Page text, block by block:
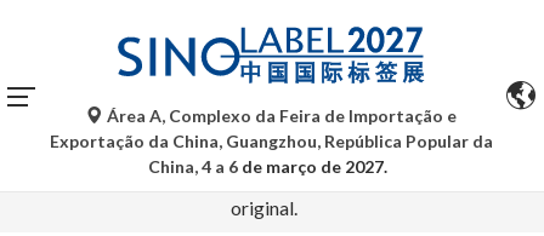
As traduções automáticas do Google Tradutor são apenas
para referência e podem conter imprecisões. Para
quaisquer dúvidas, consulte a versão original no idioma
original.
Área A, Complexo da Feira de Importação e
Exportação da China, Guangzhou, República Popular da
China, 4 a 6 de março de 2027.